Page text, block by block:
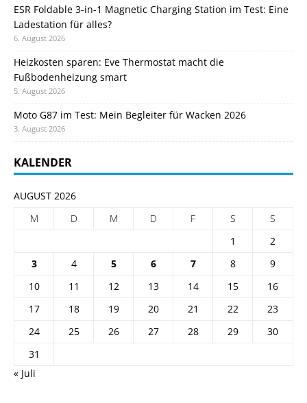
ESR Foldable 3-in-1 Magnetic Charging Station im Test: Eine
Ladestation für alles?
6. August 2026
Heizkosten sparen: Eve Thermostat macht die
Fußbodenheizung smart
5. August 2026
Moto G87 im Test: Mein Begleiter für Wacken 2026
3. August 2026
KALENDER
AUGUST 2026
M
D M D F S
S
1
2
3
4 5 6 7 8
9
10
11 12 13 14 15
16
17
18 19 20 21 22
23
24
25 26 27 28 29
30
31
« Juli